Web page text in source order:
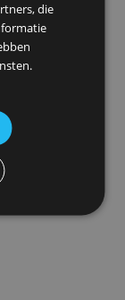
onze
of om
advertenties
te analyseren.
van onze
die
informatie
zij hebben
diensten.